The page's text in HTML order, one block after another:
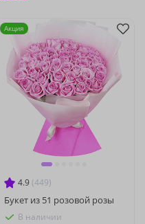
4.9 (449)
Букет из 51 розовой розы
В наличии
Акция